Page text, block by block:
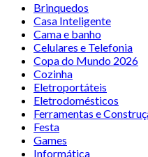
Brinquedos
Casa Inteligente
Cama e banho
Celulares e Telefonia
Copa do Mundo 2026
Cozinha
Eletroportáteis
Eletrodomésticos
Ferramentas e
Festa
Games
Informática